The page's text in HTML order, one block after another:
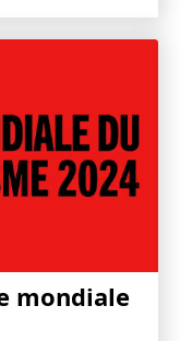
mondiale